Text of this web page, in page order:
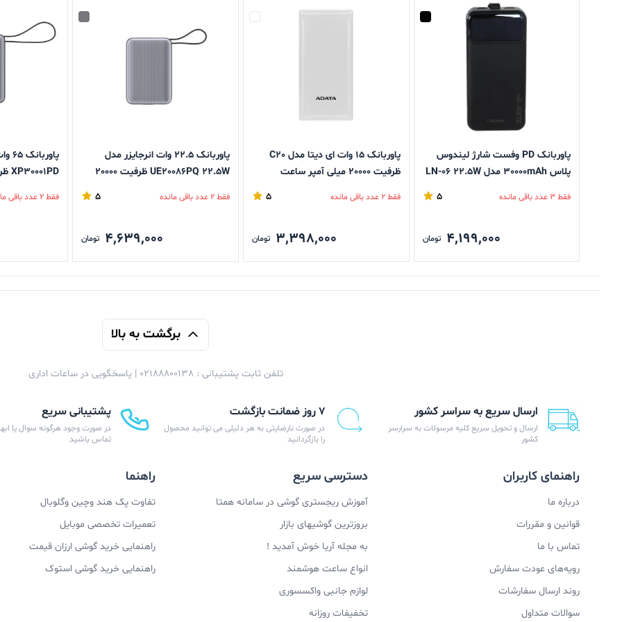
پاوربانک PD وفست شارژ لیندوس
پلاس 30000mAh مدل LN-06 22.5W
فقط 3 عدد باقی مانده 5
4,199,000 تومان
پاوربانک 15 وات ای دیتا مدل C20
ظرفیت 20000 میلی آمپر ساعت
فقط 2 عدد باقی مانده 5
3,398,000 تومان
پاوربانک 22.5 وات انرجایزر مدل
UE20086PQ 22.5W ظرفیت 20000
فقط 2 عدد باقی مانده 5
4,639,000 تومان
فقط 2 عدد باقی مانده
برگشت به بالا
تلفن ثابت پشتیبانی : 02188800138 | پاسخگویی در ساعات اداری
ارسال سریع به سراسر کشور
ارسال و تحویل سریع کلیه مرسولات به سرارسر
کشور
۷ روز ضمانت بازگشت
در صورت نارضایتی به هر دلیلی می توانید محصول
را بازگردانید
پشتیبانی سریع
در صورت وجود هرگونه سوال یا
تماس باشید
راهنمای کاربران
درباره ما
قوانین و مقررات
تماس با ما
رویه‌های عودت سفارش
روند ارسال سفارشات
سوالات متداول
دسترسی سریع
آموزش ریجستری گوشی در سامانه همتا
بروزترین گوشیهای بازار
به مجله آریا خوش آمدید !
انواع ساعت هوشمند
لوازم جانبی واکسسوری
تخفیفات روزانه
راهنما
تفاوت پک هند وچین وگلوبال
تعمیرات تخصصی موبایل
راهنمایی خرید گوشی ارزان قیمت
راهنمایی خرید گوشی استوک